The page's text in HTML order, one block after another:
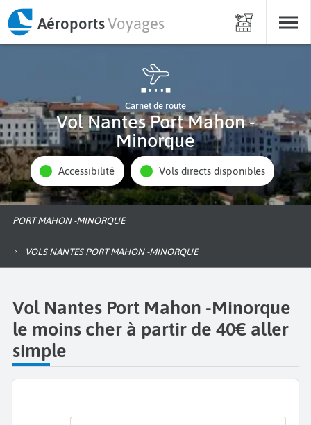
AéroportsVoyages
Carnet de route
Vol Nantes Port Mahon -
Minorque
Accessibilité Vols directs disponibles
PORT MAHON -MINORQUE
VOLS NANTES PORT MAHON -MINORQUE
Vol Nantes Port Mahon -Minorque
le moins cher à partir de 40€ aller
simple